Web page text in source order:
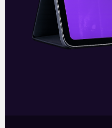
12/11/2021